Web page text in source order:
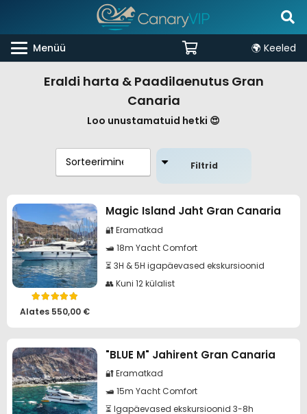
Menüü 🌍 Keeled
Eraldi harta & Paadilaenutus Gran
Canaria
Loo unustamatuid hetki 😍
Filtrid
Hinnanguga
Alates 550,00 €
Magic Island Jaht Gran Canaria
🔐 Eramatkad
🛥️ 18m Yacht Comfort
⏳ 3H & 5H igapäevased ekskursioonid
👥 Kuni 12 külalist
"BLUE M" Jahirent Gran Canaria
🔐 Eramatkad
🛥️ 15m Yacht Comfort
⏳ Igapäevased ekskursioonid 3-8h